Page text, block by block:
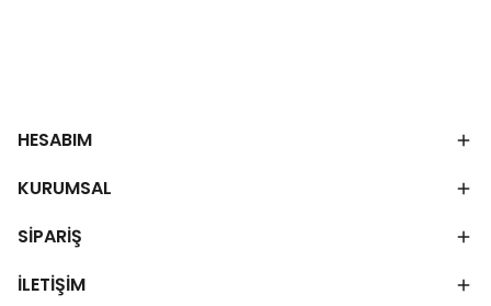
HESABIM
KURUMSAL
SİPARİŞ
İLETİŞİM